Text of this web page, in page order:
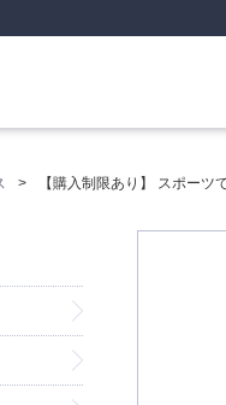
【購入制限あり】 スポーツ